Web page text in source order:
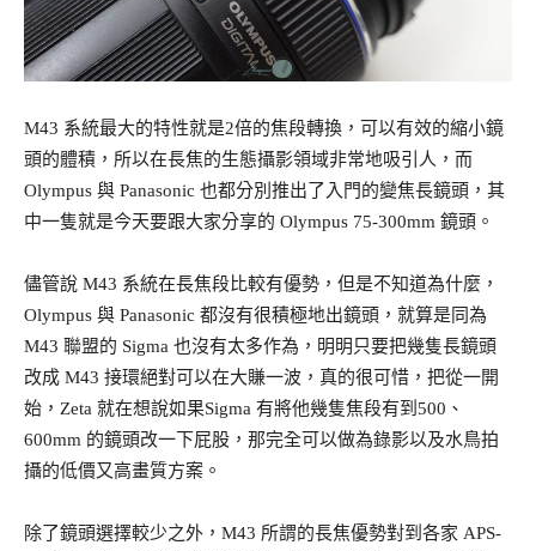
M43 系統最大的特性就是2倍的焦段轉換，可以有效的縮小鏡
頭的體積，所以在長焦的生態攝影領域非常地吸引人，而
Olympus 與 Panasonic 也都分別推出了入門的變焦長鏡頭，其
中一隻就是今天要跟大家分享的 Olympus 75-300mm 鏡頭。
儘管說 M43 系統在長焦段比較有優勢，但是不知道為什麼，
Olympus 與 Panasonic 都沒有很積極地出鏡頭，就算是同為
M43 聯盟的 Sigma 也沒有太多作為，明明只要把幾隻長鏡頭
改成 M43 接環絕對可以在大賺一波，真的很可惜，把從一開
始，Zeta 就在想說如果Sigma 有將他幾隻焦段有到500、
600mm 的鏡頭改一下屁股，那完全可以做為錄影以及水鳥拍
攝的低價又高畫質方案。
除了鏡頭選擇較少之外，M43 所謂的長焦優勢對到各家 APS-